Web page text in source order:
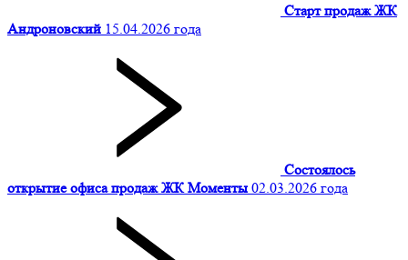
Старт продаж ЖК
Андроновский 15.04.2026 года
Состоялось
открытие офиса продаж ЖК Моменты 02.03.2026 года